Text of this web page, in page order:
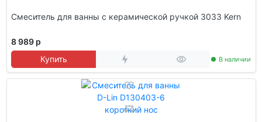
Смеситель для ванны c керамической ручкой 3033 Kern
8 989 р
Купить
В наличии